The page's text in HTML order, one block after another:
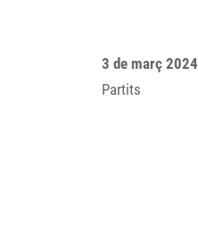
3 de març 2024
Partits